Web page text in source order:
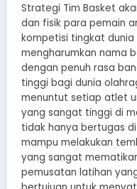
Strategi Tim Basket
dan fisik para pemain
kompetisi tingkat
mengharumkan nama
dengan penuh rasa
tinggi bagi dunia
menuntut setiap atlet
yang sangat tinggi di
tidak hanya bertugas
mampu melakukan
yang sangat
pemusatan latihan